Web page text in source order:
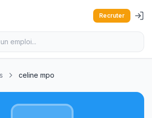
Recruter
celine mpo